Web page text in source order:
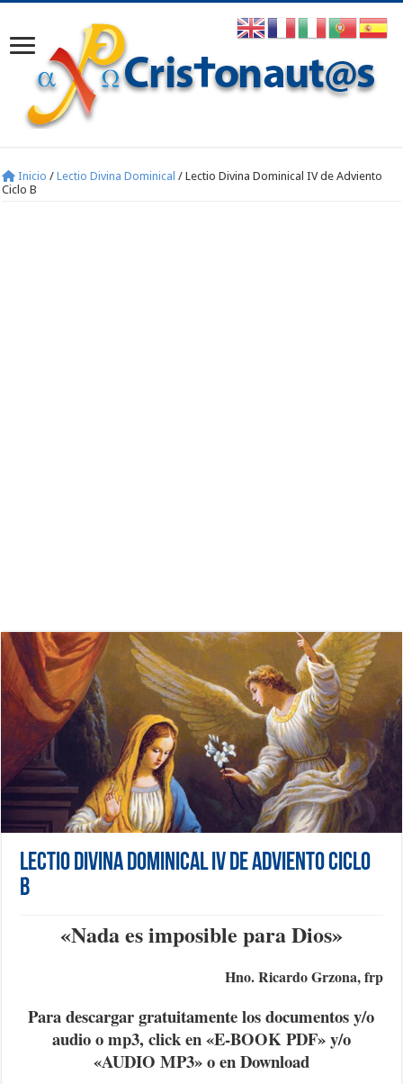
Inicio / Lectio Divina Dominical / Lectio Divina Dominical IV de Adviento
Ciclo B
Lectio Divina Dominical IV de Adviento Ciclo
B
«Nada es imposible para Dios»
Hno. Ricardo Grzona, frp
Para descargar gratuitamente los documentos y/o
audio o mp3, click en «E-BOOK PDF» y/o
«AUDIO MP3» o en Download